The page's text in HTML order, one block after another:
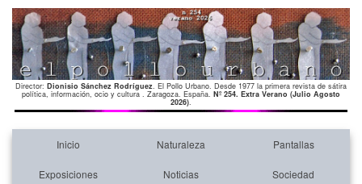
Director: Dionisio Sánchez Rodríguez. El Pollo Urbano. Desde 1977 la primera revista de sátira
política, información, ocio y cultura . Zaragoza. España. Nº 254. Extra Verano (Julio Agosto
2026).
Inicio Naturaleza Pantallas
Exposiciones Noticias Sociedad